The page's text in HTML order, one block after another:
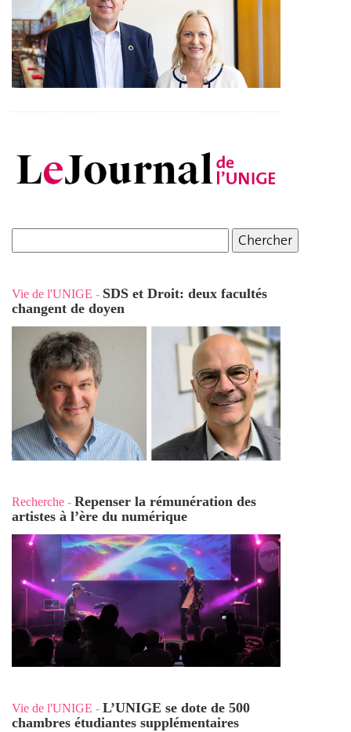
Vie de l'UNIGE - SDS et Droit: deux facultés
changent de doyen
Recherche - Repenser la rémunération des
artistes à l’ère du numérique
Vie de l'UNIGE - L’UNIGE se dote de 500
chambres étudiantes supplémentaires